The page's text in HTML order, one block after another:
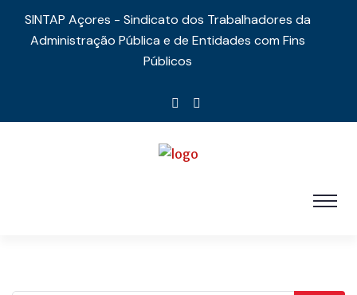
SINTAP Açores - Sindicato dos Trabalhadores da
Administração Pública e de Entidades com Fins
Públicos